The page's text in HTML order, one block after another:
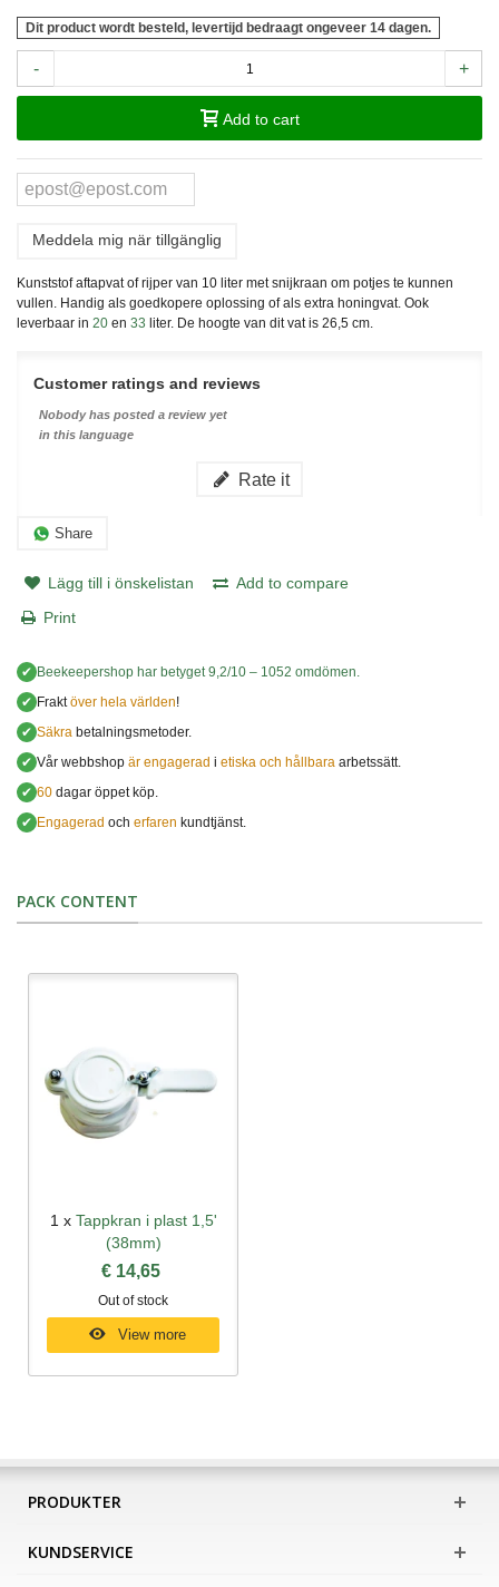
Dit product wordt besteld, levertijd bedraagt ongeveer 14 dagen.
- +
Add to cart
Meddela mig när tillgänglig
Kunststof aftapvat of rijper van 10 liter met snijkraan om potjes te kunnen
vullen. Handig als goedkopere oplossing of als extra honingvat. Ook
leverbaar in 20 en 33 liter. De hoogte van dit vat is 26,5 cm.
Customer ratings and reviews
Nobody has posted a review yet
in this language
Rate it
Share
Lägg till i önskelistan
Add to compare
Print
✔ Beekeepershop har betyget9,2/10 – 1052 omdömen.
✔ Fraktöver hela världen!
✔ Säkra betalningsmetoder.
✔ Vår webbshop är engagerad i etiska och hållbara arbetssätt.
✔ 60 dagar öppet köp.
✔ Engagerad och erfaren kundtjänst.
PACK CONTENT
1 x Tappkran i plast 1,5'
(38mm)
€ 14,65
Out of stock
View more
PRODUKTER
KUNDSERVICE